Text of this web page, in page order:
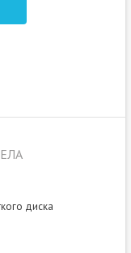
диска